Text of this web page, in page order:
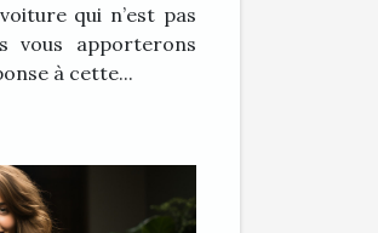
qui n’est pas
vous apporterons
à cette...